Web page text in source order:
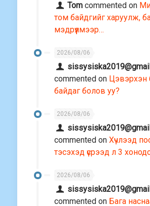
Tom commented on
том байдгийг харуулж,
мэдрүүлмээр…
2026/08/06
commented on Цэвэрхэн
байдаг болов уу?
2026/08/06
commented on Хүчлээд поо
тэсэхэд үсрээд л 3
2026/08/06
commented on Бага